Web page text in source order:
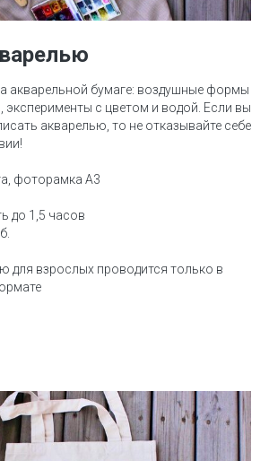
акварельной бумаге: воздушные формы
эксперименты с цветом и водой. Если вы
акварелью, то не отказывайте себе
фоторамка А3
до 1,5 часов
для взрослых проводится только в